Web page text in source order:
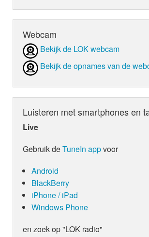
Webcam
Bekijk de LOK webcam
Bekijk de opnames van de
Luisteren met smartphones en
Live
Gebruik deTuneIn appvoor
Android
BlackBerry
iPhone / iPad
Windows Phone
en zoek op "LOK radio"